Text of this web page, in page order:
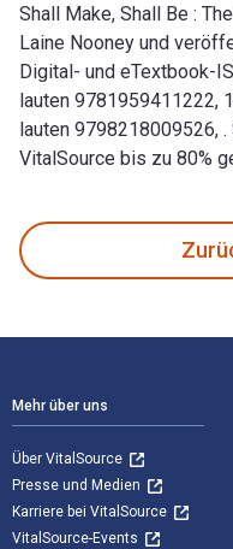
Shall Make, Shall Be :
Laine Nooney und
Digital- und eTextbook-
lauten 9781959411222,
lauten 9798218009526,
VitalSource bis zu 80%
Mehr über uns
Über VitalSource
Presse und Medien
Karriere bei VitalSource
VitalSource-Events